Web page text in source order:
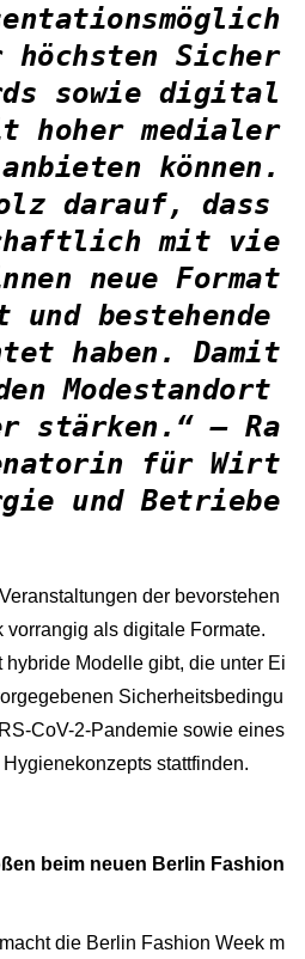
Sicher
sowie digital
hoher medialer
können.
darauf, dass
mit vie
neue Format
bestehende
haben. Damit
Modestandort
stärken.“ – Ra
für Wirt
und Betriebe
der bevorstehen
als digitale Formate.
Modelle gibt, die unter Ei
Sicherheitsbedingu
CoV-2-Pandemie sowie eines
stattfinden.
beim neuen Berlin Fashion
die Berlin Fashion Week m